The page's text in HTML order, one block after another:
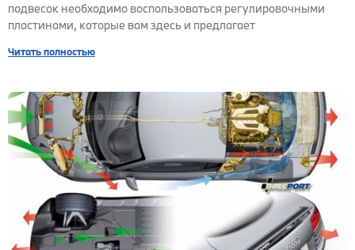
подвесок необходимо воспользоваться регулировочными
пластинами, которые вам здесь и предлагает
Читать полностью